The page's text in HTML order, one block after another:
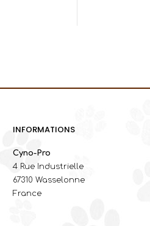
INFORMATIONS
Cyno-Pro
4 Rue Industrielle
67310 Wasselonne
France